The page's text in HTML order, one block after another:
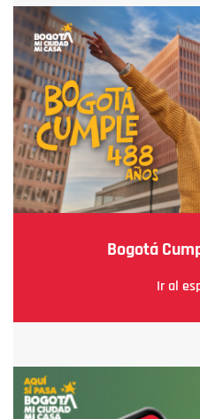
Bogotá
Ir al